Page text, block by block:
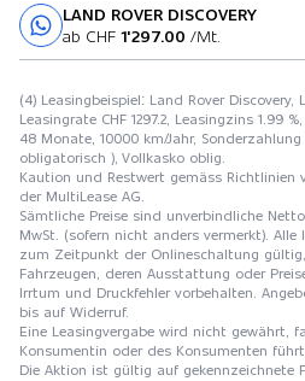
LAND ROVER DISCOVERY
ab CHF 1'297.00 /Mt.
(4) Leasingbeispiel: Land Rover Discovery,
Leasingrate CHF 1297.2, Leasingzins 1.99
48 Monate, 10000 km/Jahr,
obligatorisch ), Vollkasko oblig.
Kaution und Restwert gemäss Richtlinien
der MultiLease AG.
Sämtliche Preise sind unverbindliche
MwSt. (sofern nicht anders vermerkt).
zum Zeitpunkt der Onlineschaltung
Fahrzeugen, deren Ausstattung oder
Irrtum und Druckfehler vorbehalten.
bis auf Widerruf.
Eine Leasingvergabe wird nicht gewährt,
Konsumentin oder des Konsumenten
Die Aktion ist gültig auf gekennzeichnete